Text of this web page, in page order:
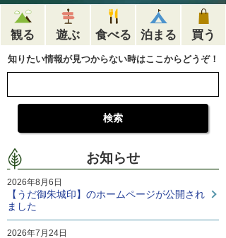
観る 遊ぶ 食べる 泊まる 買う
知りたい情報が見つからない時はここからどうぞ！
お知らせ
2026年8月6日
【うだ御朱城印】のホームページが公開され
ました
2026年7月24日